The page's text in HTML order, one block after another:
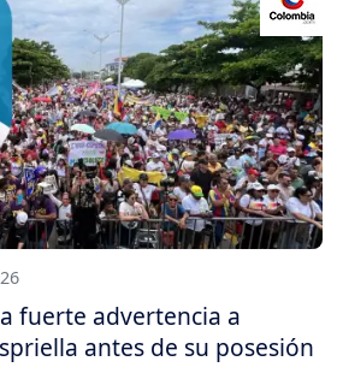
fuerte advertencia a
antes de su posesión